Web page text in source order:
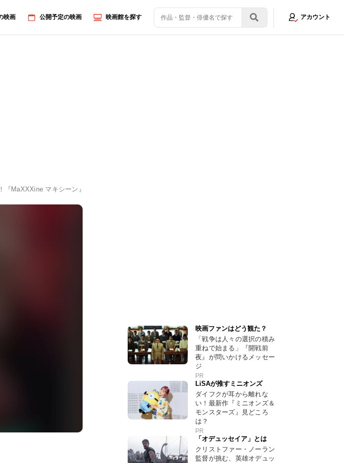
映画 公開予定の映画 映画館を探す アカウント
『MaXXXine マキシーン』ニューヒロインの誕生を予感させる本予告
映画ファンはどう観た？
「戦争は人々の選択の積み
重ねで始まる」『開戦前
夜』が問いかけるメッセー
ジ
PR
LiSAが推すミニオンズ
ダイフクが耳から離れな
い！最新作『ミニオンズ＆
モンスターズ』見どころ
は？
PR
「オデュッセイア」とは
クリストファー・ノーラン
監督が挑む、英雄オデュッ